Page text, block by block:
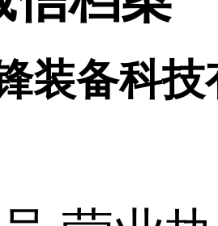
装备科技